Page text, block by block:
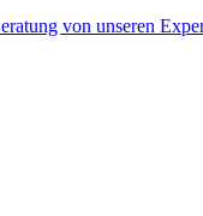
von unseren